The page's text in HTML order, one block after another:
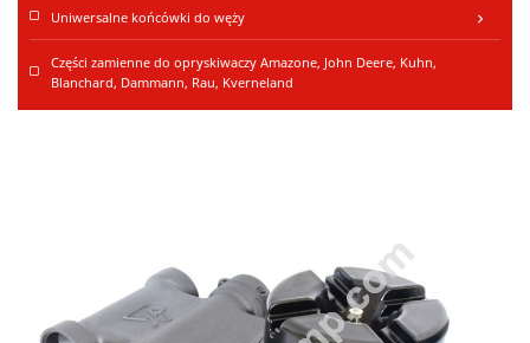
Uniwersalne końcówki do węży keyboard_arrow_right
Części zamienne do opryskiwaczy Amazone, John Deere, Kuhn,
Blanchard, Dammann, Rau, Kverneland